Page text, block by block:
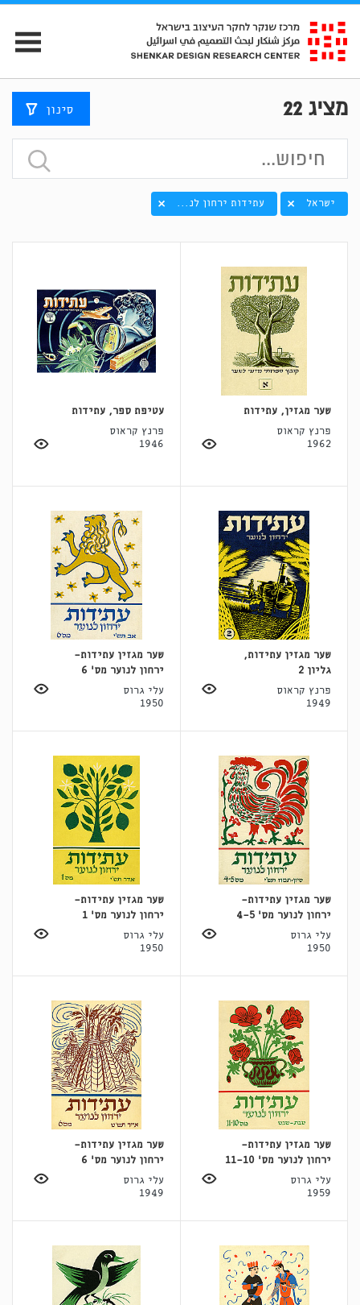
מציג 22 סינון
ישראל עתידות ירחון לנ...
שער מגזין, עתידות
פרנץ קראוס
1962
עטיפת ספר, עתידות
פרנץ קראוס
1946
שער מגזין עתידות,
גליון 2
פרנץ קראוס
1949
שער מגזין עתידות-
ירחון לנוער מס' 6
עלי גרוס
1950
שער מגזין עתידות-
ירחון לנוער מס' 4-5
עלי גרוס
1950
שער מגזין עתידות-
ירחון לנוער מס' 1
עלי גרוס
1950
שער מגזין עתידות-
ירחון לנוער מס' 11-10
עלי גרוס
1959
שער מגזין עתידות-
ירחון לנוער מס' 6
עלי גרוס
1949